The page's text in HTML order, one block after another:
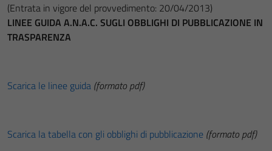
(Entrata in vigore del provvedimento: 20/04/2013)
LINEE GUIDA A.N.A.C. SUGLI OBBLIGHI DI PUBBLICAZIONE IN
TRASPARENZA
Scarica le linee guida (formato pdf)
Scarica la tabella con gli obblighi di pubblicazione (formato pdf)